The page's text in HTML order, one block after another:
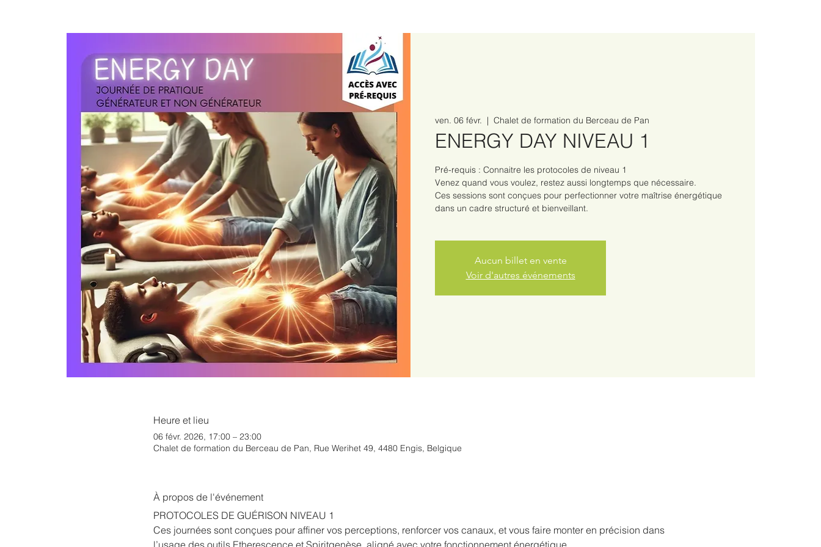
ven. 06 févr.
  |
Chalet de formation du Berceau de Pan
ENERGY DAY NIVEAU 1
Pré-requis : Connaitre les protocoles de niveau 1
Venez quand vous voulez, restez aussi longtemps que nécessaire.
Ces sessions sont conçues pour perfectionner votre maîtrise énergétique
dans un cadre structuré et bienveillant.
Aucun billet en vente
Voir d'autres événements
Heure et lieu
06 févr. 2026, 17:00 – 23:00
Chalet de formation du Berceau de Pan, Rue Werihet 49, 4480 Engis, Belgique
À propos de l'événement
PROTOCOLES DE GUÉRISON NIVEAU 1
Ces journées sont conçues pour affiner vos perceptions, renforcer vos canaux, et vous faire monter en précision dans
l’usage des outils Etherescence et Spiritgenèse  aligné avec votre fonctionnement énergétique.